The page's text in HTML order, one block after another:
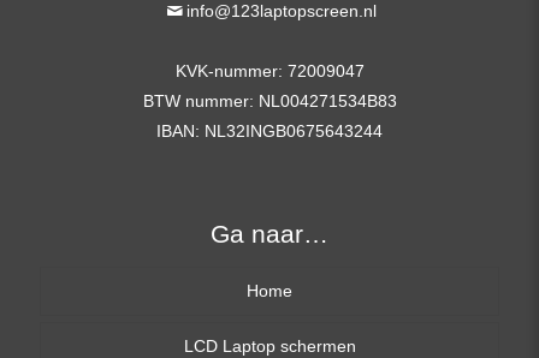
info@123laptopscreen.nl
KVK-nummer: 72009047
BTW nummer: NL004271534B83
IBAN: NL32INGB0675643244
Ga naar…
Home
LCD Laptop schermen